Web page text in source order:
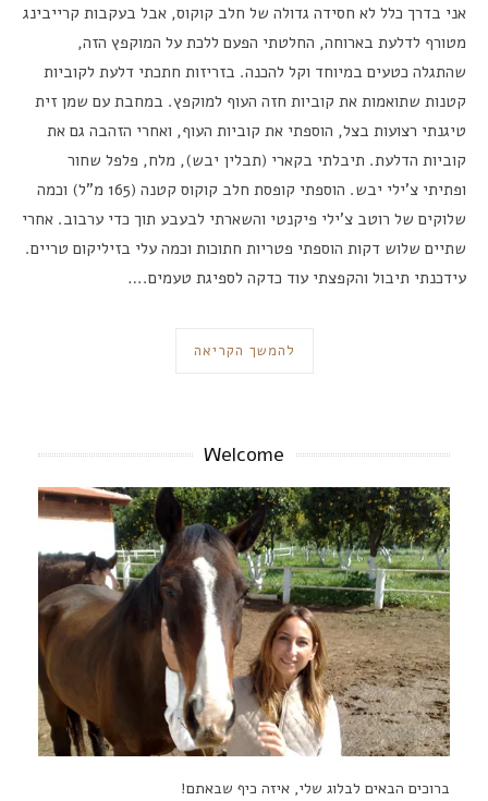
אני בדרך כלל לא חסידה גדולה של חלב קוקוס, אבל בעקבות קרייבינג
מטורף לדלעת בארוחה, החלטתי הפעם ללכת על המוקפץ הזה,
שהתגלה כטעים במיוחד וקל להכנה. בזריזות חתכתי דלעת לקוביות
קטנות שתואמות את קוביות חזה העוף למוקפץ. במחבת עם שמן זית
טיגנתי רצועות בצל, הוספתי את קוביות העוף, ואחרי הזהבה גם את
קוביות הדלעת. תיבלתי בקארי (תבלין יבש), מלח, פלפל שחור
ופתיתי צ’ילי יבש. הוספתי קופסת חלב קוקוס קטנה (165 מ”ל) וכמה
שלוקים של רוטב צ’ילי פיקנטי והשארתי לבעבע תוך כדי ערבוב. אחרי
שתיים שלוש דקות הוספתי פטריות חתוכות וכמה עלי בזיליקום טריים.
עידכנתי תיבול והקפצתי עוד כדקה לספיגת טעמים.…
להמשך הקריאה
Welcome
ברוכים הבאים לבלוג שלי, איזה כיף שבאתם!